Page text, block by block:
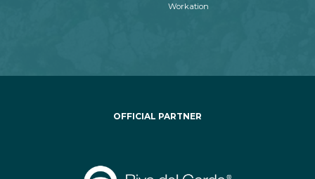
Workation
OFFICIAL PARTNER